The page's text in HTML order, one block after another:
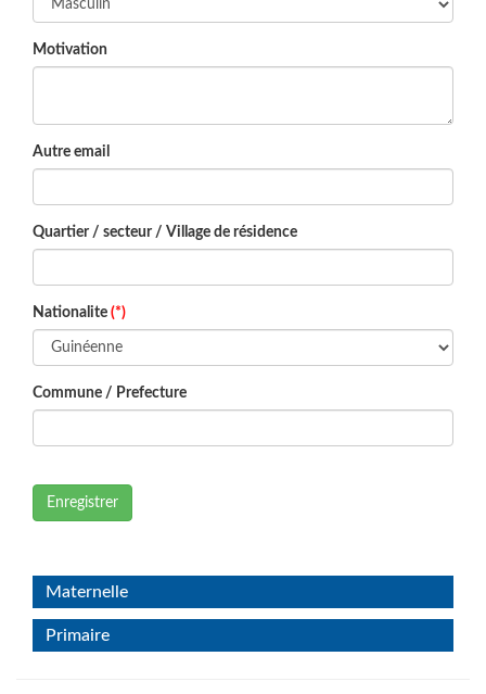
Motivation
Autre email
Quartier / secteur / Village de résidence
Nationalite (*)
Commune / Prefecture
Enregistrer
Maternelle
Primaire